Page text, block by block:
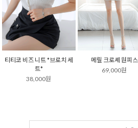
티티코 비즈 니트 *브로치 세
트*
38,000원
메릴 크로셰 원피스
69,000원